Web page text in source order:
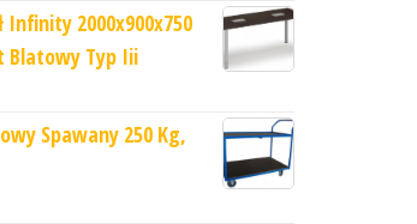
Infinity 2000x900x750
Blatowy Typ Iii
Spawany 250 Kg,